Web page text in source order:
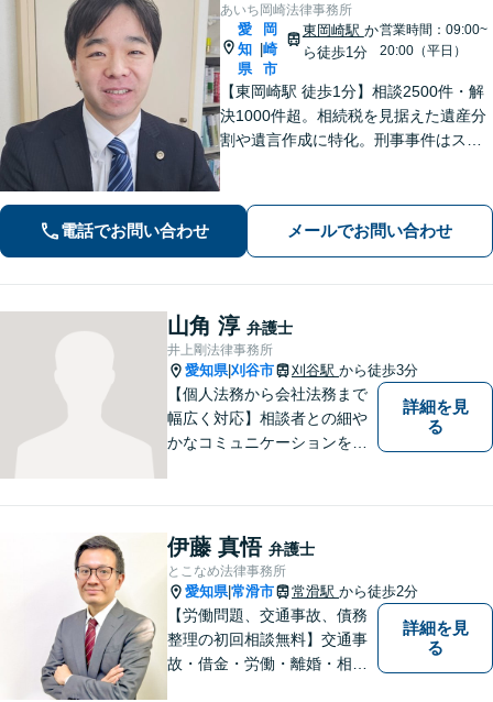
あいち岡崎法律事務所
愛
知
県
岡
崎
市
東岡崎駅 か
ら徒歩1分
営業時間：09:00~
20:00（平日）
【東岡崎駅 徒歩1分】相談2500件・解
決1000件超。相続税を見据えた遺産分
割や遺言作成に特化。刑事事件はスピ
に、シンプルな解決を」。初回で費用
と道筋を明示。
電話でお問い合わせ メールでお問い合わせ
山角 淳 弁護士
井上剛法律事務所
愛知県|刈谷市 刈谷駅 から徒歩3分
【個人法務から会社法務まで
幅広く対応】相談者との細や
かなコミュニケーションを大
ら、お早めにご相談くださ
い。【JR在来線「刈谷駅」4
分】【駐車場あり】
詳細を見
る
伊藤 真悟 弁護士
とこなめ法律事務所
愛知県|常滑市 常滑駅 から徒歩2分
【労働問題、交通事故、債務
整理の初回相談無料】交通事
故・借金・労働・離婚・相続
詳細を見
る